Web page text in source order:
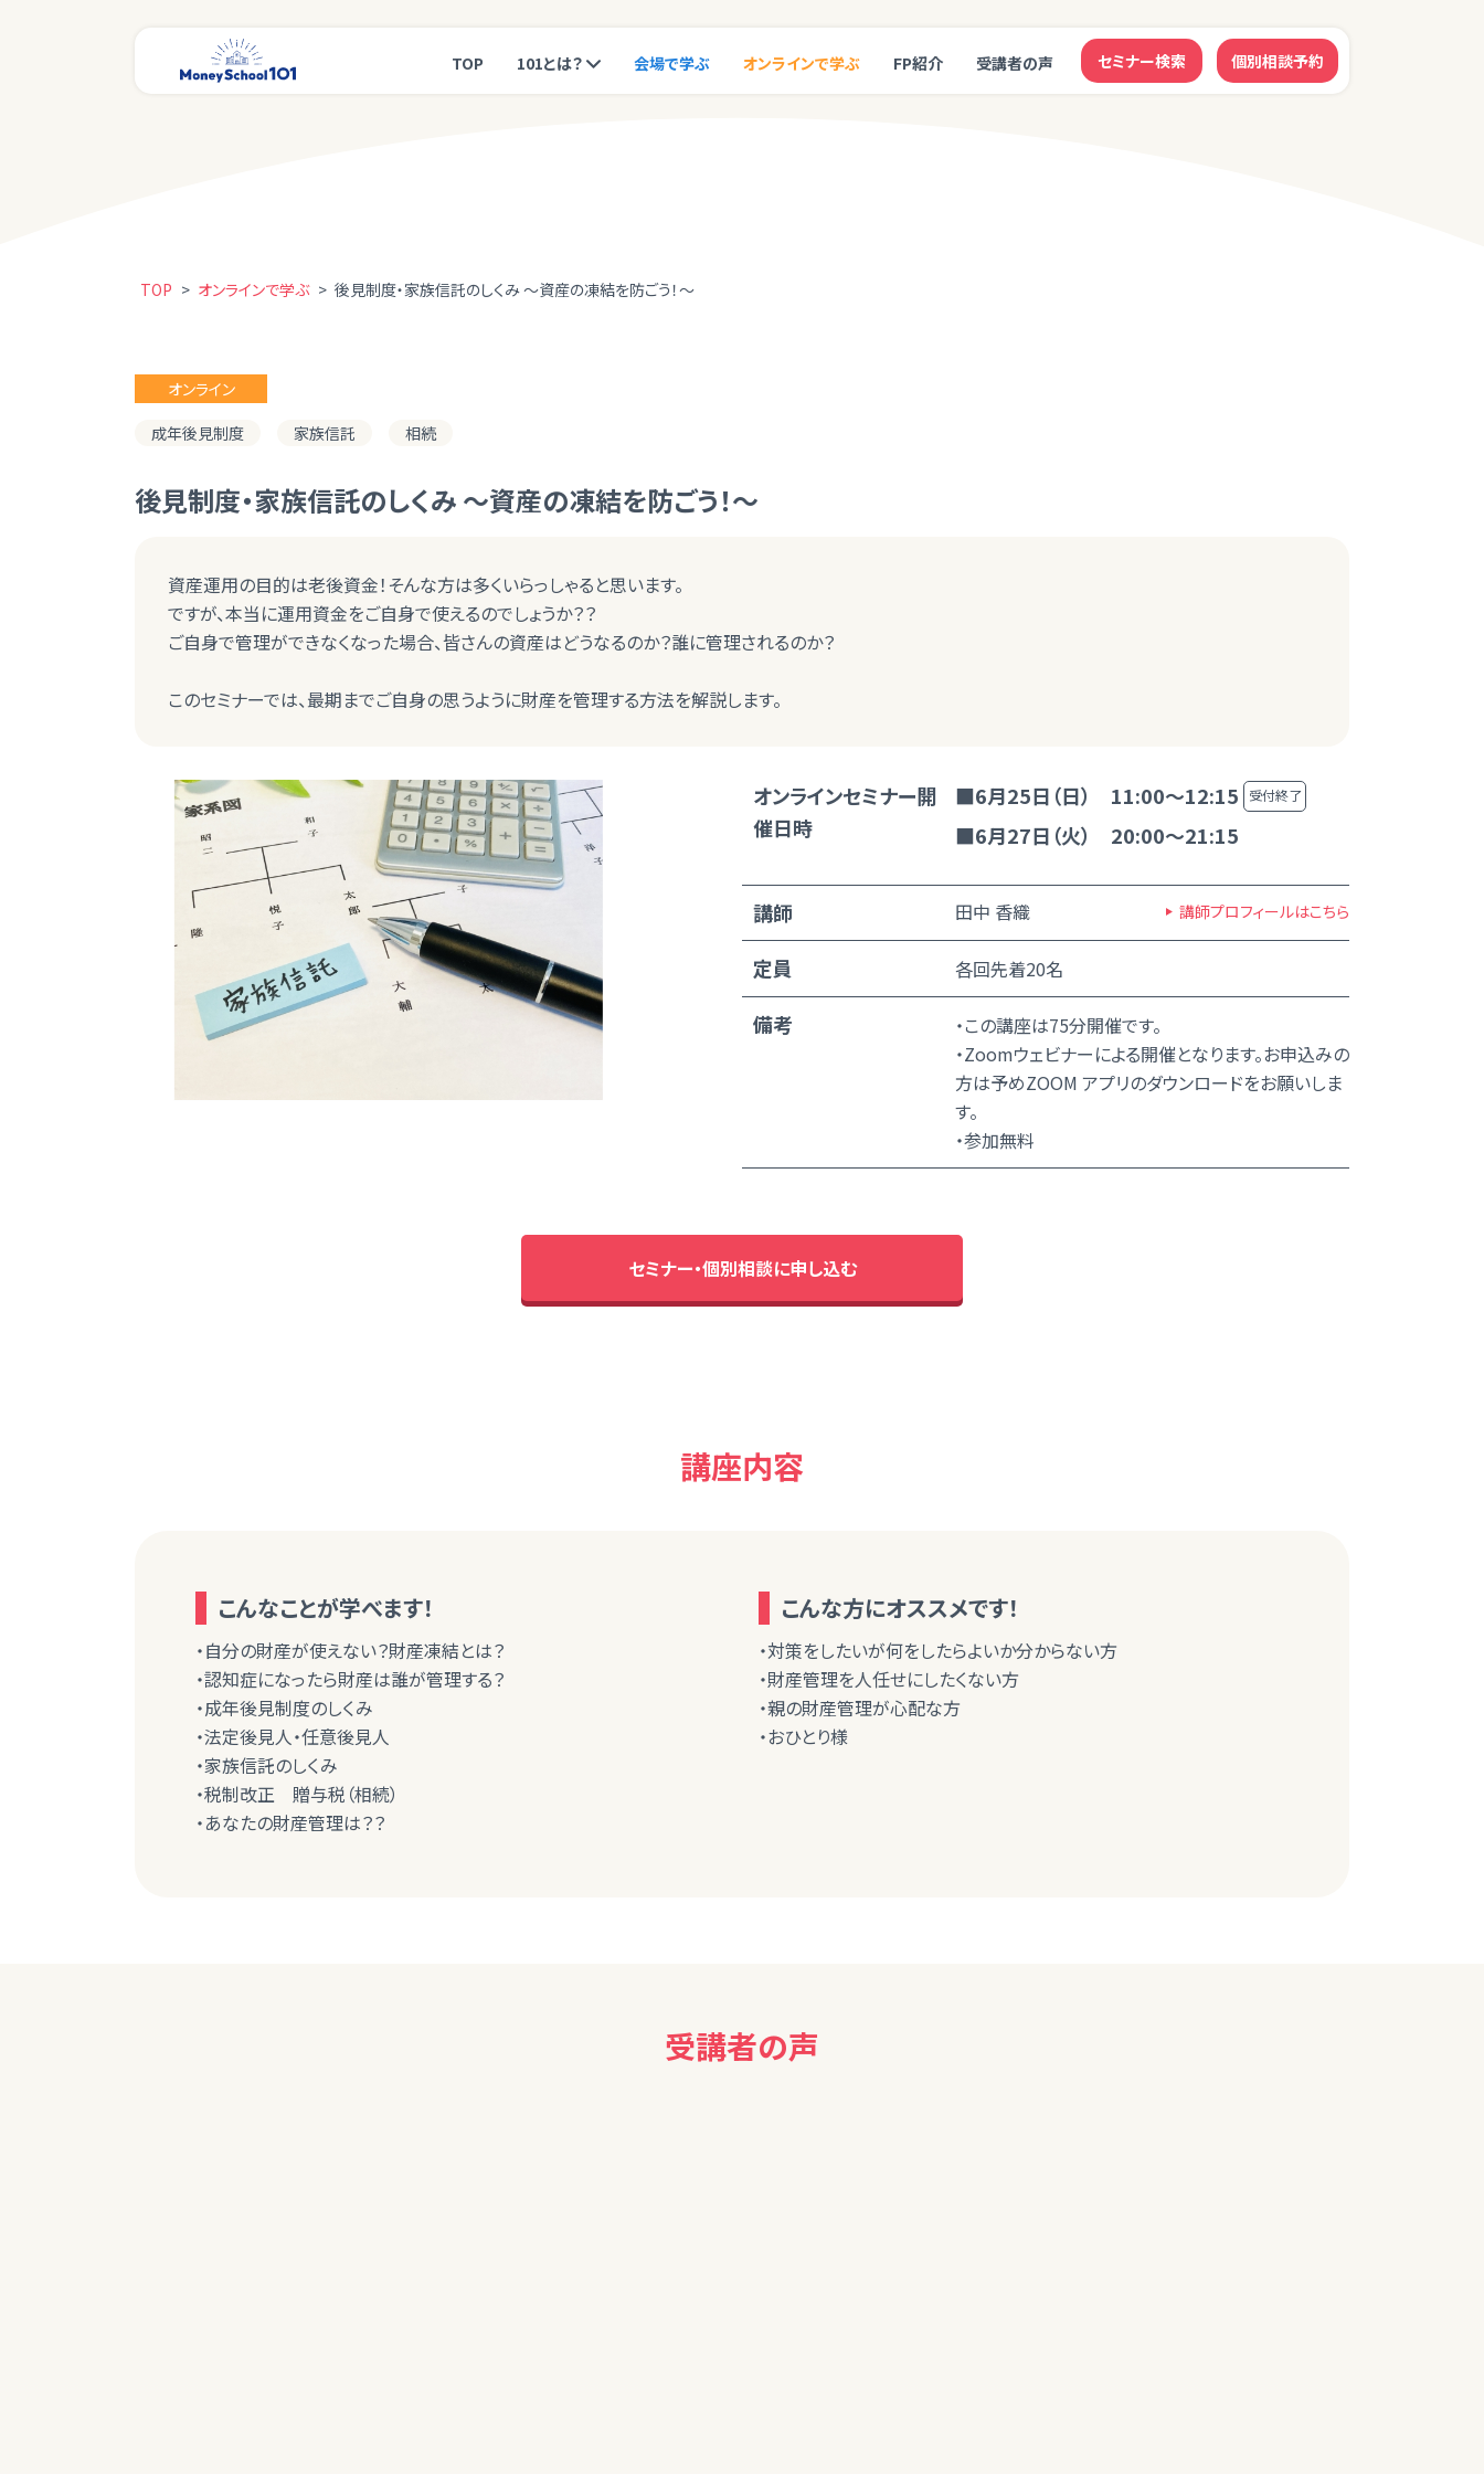
TOP 101とは？ 会場で学ぶ オンラインで学ぶ FP紹介 受講者の声 セミナー検索 個別相談予約
TOP > オンラインで学ぶ > 後見制度・家族信託のしくみ ～資産の凍結を防ごう！～
オンライン
成年後見制度
家族信託 相続
後見制度・家族信託のしくみ ～資産の凍結を防ごう！～
資産運用の目的は老後資金！そんな方は多くいらっしゃると思います。
ですが、本当に運用資金をご自身で使えるのでしょうか？？
ご自身で管理ができなくなった場合、皆さんの資産はどうなるのか？誰に管理されるのか？
このセミナーでは、最期までご自身の思うように財産を管理する方法を解説します。
オンラインセミナー開
催日時
■6月25日（日） 11:00～12:15 受付終了
■6月27日（火） 20:00～21:15
講師 田中 香織 講師プロフィールはこちら
定員 各回先着20名
備考
・この講座は75分開催です。
・Zoomウェビナーによる開催となります。お申込みの
方は予めZOOM アプリのダウンロードをお願いしま
す。
・参加無料
セミナー・個別相談に申し込む
講座内容
こんなことが学べます！
・自分の財産が使えない？財産凍結とは？
・認知症になったら財産は誰が管理する？
・成年後見制度のしくみ
・法定後見人・任意後見人
・家族信託のしくみ
・税制改正 贈与税（相続）
・あなたの財産管理は？？
こんな方にオススメです！
・対策をしたいが何をしたらよいか分からない方
・財産管理を人任せにしたくない方
・親の財産管理が心配な方
・おひとり様
受講者の声